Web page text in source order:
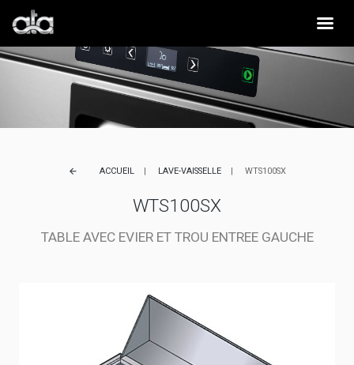
arrow_back ACCUEIL LAVE-VAISSELLE WTS100SX
WTS100SX
TABLE AVEC EVIER ET TROU ENTREE GAUCHE